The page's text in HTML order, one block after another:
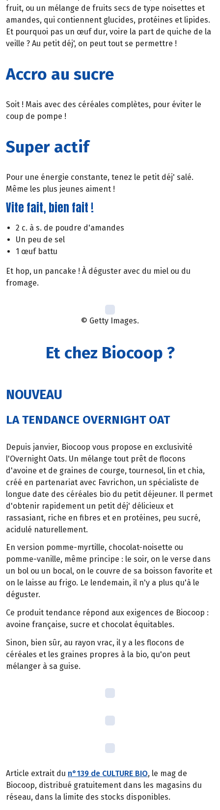
fruit, ou un mélange de fruits secs de type noisettes et
amandes, qui contiennent glucides, protéines et lipides.
Et pourquoi pas un œuf dur, voire la part de quiche de la
veille ? Au petit déj', on peut tout se permettre !
Accro au sucre
Soit ! Mais avec des céréales complètes, pour éviter le
coup de pompe !
Super actif
Pour une énergie constante, tenez le petit déj' salé.
Même les plus jeunes aiment !
Vite fait, bien fait !
2 c. à s. de poudre d'amandes
Un peu de sel
1 œuf battu
Et hop, un pancake ! À déguster avec du miel ou du
fromage.
© Getty Images.
Et chez Biocoop ?
NOUVEAU
LA TENDANCE OVERNIGHT OAT
Depuis janvier, Biocoop vous propose en exclusivité
l'Overnight Oats. Un mélange tout prêt de flocons
d'avoine et de graines de courge, tournesol, lin et chia,
créé en partenariat avec Favrichon, un spécialiste de
longue date des céréales bio du petit déjeuner. Il permet
d'obtenir rapidement un petit déj' délicieux et
rassasiant, riche en fibres et en protéines, peu sucré,
acidulé naturellement.
En version pomme-myrtille, chocolat-noisette ou
pomme-vanille, même principe : le soir, on le verse dans
un bol ou un bocal, on le couvre de sa boisson favorite et
on le laisse au frigo. Le lendemain, il n'y a plus qu'à le
déguster.
Ce produit tendance répond aux exigences de Biocoop :
avoine française, sucre et chocolat équitables.
Sinon, bien sûr, au rayon vrac, il y a les flocons de
céréales et les graines propres à la bio, qu'on peut
mélanger à sa guise.
Article extrait du n°139 de CULTURE BIO, le mag de
Biocoop, distribué gratuitement dans les magasins du
réseau, dans la limite des stocks disponibles.